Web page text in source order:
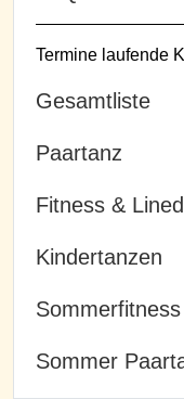
Termine laufende
Gesamtliste
Paartanz
Fitness &
Kindertanzen
Sommerfitness
Sommer